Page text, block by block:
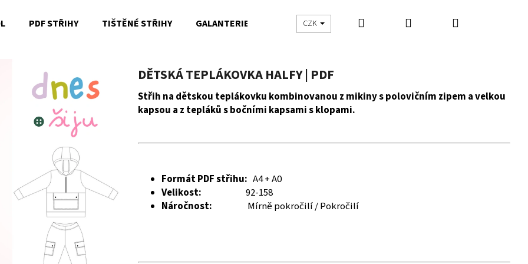
PDF STŘIHY TIŠTĚNÉ STŘIHY GALANTERIE ŠIJEME S DNES ŠIJU
CZK Hledat PřihlášeníNákupní
DĚTSKÁ TEPLÁKOVKA HALFY | PDF
Střih na dětskou teplákovku kombinovanou z mikiny s polovičním zipem a velkou
kapsou a z tepláků s bočními kapsami s klopami.
Formát PDF střihu: A4 + A0
Velikost: 92-158
Náročnost: Mírně pokročilí / Pokročilí
Co potřebujete najít?
HLEDAT
Doporučujeme